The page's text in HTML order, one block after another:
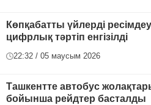
Көпқабатты үйлерді
цифрлық тәртіп енгізілді
22:32 / 05 маусым 2026
Ташкентте автобус
бойынша рейдтер басталды